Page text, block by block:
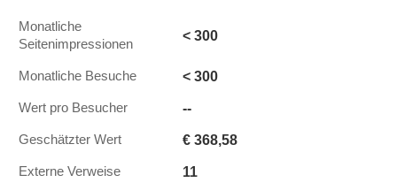
Monatliche
Seitenimpressionen
< 300
Monatliche Besuche < 300
Wert pro Besucher --
Geschätzter Wert € 368,58
Externe Verweise 11